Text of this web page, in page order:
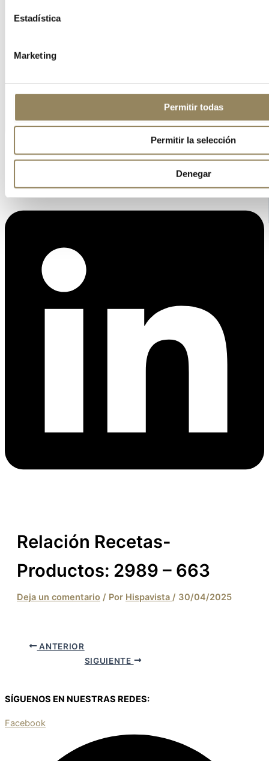
Estadística
Marketing
Permitir todas
Permitir la selección
Denegar
Linkedin
Relación Recetas-
Productos: 2989 – 663
Deja un comentario / Por Hispavista / 30/04/2025
ANTERIOR
SIGUIENTE
SÍGUENOS EN NUESTRAS REDES:
Facebook